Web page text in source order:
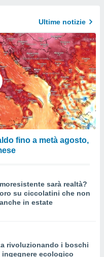
Ultime notizie
fino a metà agosto,
sarà realtà?
su ciccolatini che non
in estate
rivoluzionando i boschi
ecologico